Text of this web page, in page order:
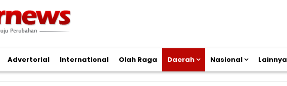
Advertorial International Olah Raga Daerah Nasional Lainnya